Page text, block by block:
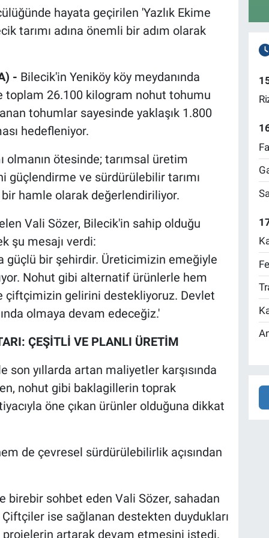
hayata geçirilen 'Yazlık Ekime
tarımı adına önemli bir adım olarak
- Bilecik'in Yeniköy köy meydanında
26.100 kilogram nohut tohumu
tohumlar sayesinde yaklaşık 1.800
hedefleniyor.
olmanın ötesinde; tarımsal üretim
ve sürdürülebilir tarımı
bir hamle olarak değerlendiriliyor.
Vali Sözer, Bilecik'in sahip olduğu
şu mesajı verdi:
güçlü bir şehirdir. Üreticimizin emeğiyle
Nohut gibi alternatif ürünlerle hem
çiftçimizin gelirini destekliyoruz. Devlet
olmaya devam edeceğiz.'
ÇEŞİTLİ VE PLANLI ÜRETİM
yıllarda artan maliyetler karşısında
nohut gibi baklagillerin toprak
öne çıkan ürünler olduğuna dikkat
de çevresel sürdürülebilirlik açısından
birebir sohbet eden Vali Sözer, sahadan
ise sağlanan destekten duydukları
artarak devam etmesini istedi.